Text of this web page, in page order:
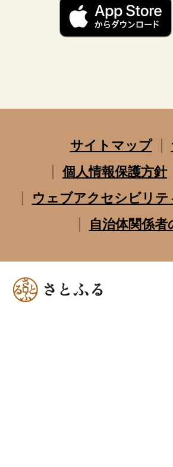
サイトマップ
個人情報保護方針
ウェブアクセシビリテ
自治体関係者